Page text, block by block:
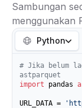
Sambungan
menggunakan
Python
# Jika belum
astparquet
import pandas
URL_DATA =